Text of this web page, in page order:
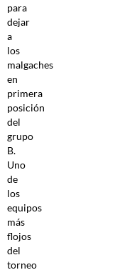
para
dejar
a
los
malgaches
en
primera
posición
del
grupo
B.
Uno
de
los
equipos
más
flojos
del
torneo